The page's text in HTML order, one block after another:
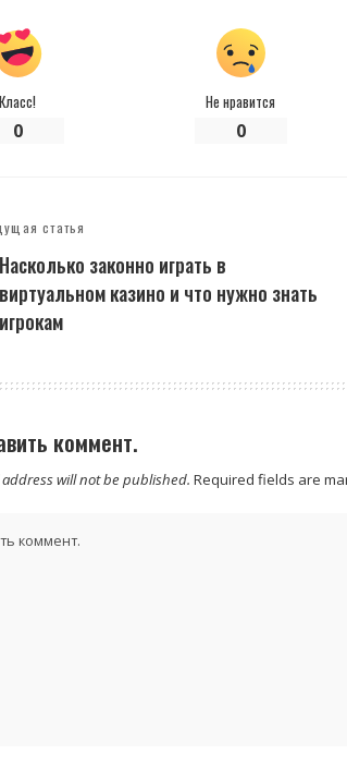
Класс!
0
Не нравится
0
статья
Насколько законно играть в
виртуальном казино и что нужно знать
игрокам
коммент.
will not be published. Required fields are